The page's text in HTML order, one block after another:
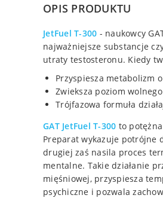
OPIS PRODUKTU
JetFuel T-300 - naukowcy
najważniejsze substancje
utraty testosteronu. Kiedy
Przyspiesza metabolizm o
Zwieksza poziom
Trójfazowa formuła
GAT JetFuel T-300 to
Preparat wykazuje potrójne
drugiej zaś nasila proces
mentalne. Takie działanie
mięśniowej, przyspiesza
psychiczne i pozwala